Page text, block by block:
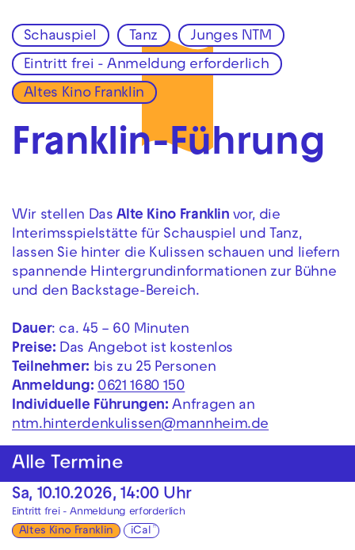
Zur Hauptnavigation springen
Zum Hauptinhalt springen Zum Footer springen
Schauspiel Tanz Junges NTM
Eintritt frei - Anmeldung erforderlich
Altes Kino Franklin
Franklin-Führung
Wir stellen DasAlte Kino Franklin vor, die
Interimsspielstätte für Schauspiel und Tanz,
lassen Sie hinter die Kulissen schauen und liefern
spannende Hintergrundinformationen zur Bühne
und den Backstage-Bereich.
Dauer: ca. 45 – 60 Minuten
Preise: Das Angebot ist kostenlos
Teilnehmer: bis zu 25 Personen
Anmeldung: 0621 1680 150
Individuelle Führungen:Anfragen an
ntm.hinterdenkulissen@mannheim.de
Alle Termine
Sa, 10.10.2026, 14:00 Uhr
Eintritt frei - Anmeldung erforderlich
Altes Kino Franklin iCal